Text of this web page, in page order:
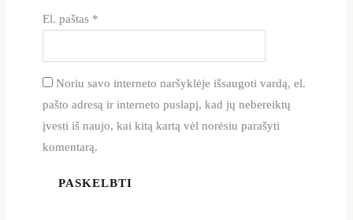
El. paštas *
Noriu savo interneto naršyklėje išsaugoti vardą, el.
pašto adresą ir interneto puslapį, kad jų nebereiktų
įvesti iš naujo, kai kitą kartą vėl norėsiu parašyti
komentarą.